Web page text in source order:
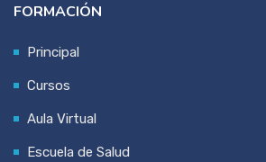
FORMACIÓN
Principal
Cursos
Aula Virtual
Escuela de Salud